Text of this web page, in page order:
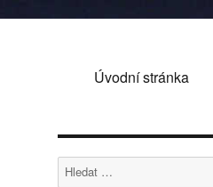
Úvodní stránka
Hledat: